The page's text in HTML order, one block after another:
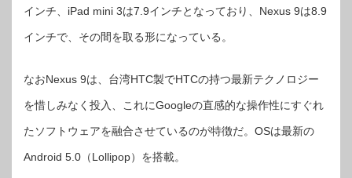
市
場
け
に
インチ、iPad mini 3は7.9インチとなっており、Nexus 9は8.9
インチで、その間を取る形になっている。
なおNexus 9は、台湾HTC製でHTCの持つ最新テクノロジー
を惜しみなく投入、これにGoogleの直感的な操作性にすぐれ
たソフトウェアを融合させているのが特徴だ。OSは最新の
Android 5.0（Lollipop）を搭載。